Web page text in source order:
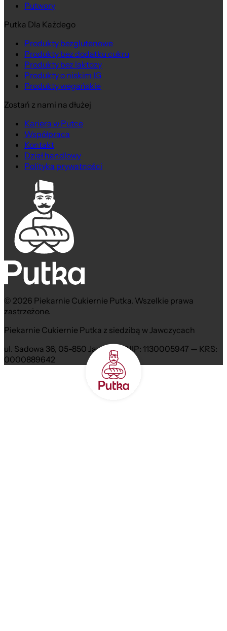
Putwory
Putka Dla Każdego
Produkty bezglutenowe
Produkty bez dodatku cukru
Produkty bez laktozy
Produkty o niskim IG
Produkty wegańskie
Zostań z nami na dłużej
Kariera w Putce
Współpraca
Kontakt
Dział handlowy
Polityka prywatności
© 2026 Piekarnie Cukiernie Putka. Wszelkie prawa
zastrzeżone.
Piekarnie Cukiernie Putka z siedzibą w Jawczycach
ul. Sadowa 36, 05-850 Jawczyce NIP: 1130005947 — KRS:
0000889642